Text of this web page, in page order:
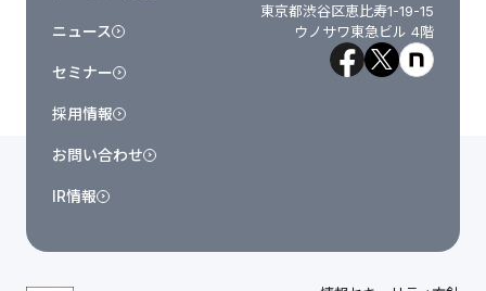
東京都渋谷区恵比寿1-19-15
ウノサワ東急ビル 4階
ニュース
セミナー
採用情報
お問い合わせ
IR情報